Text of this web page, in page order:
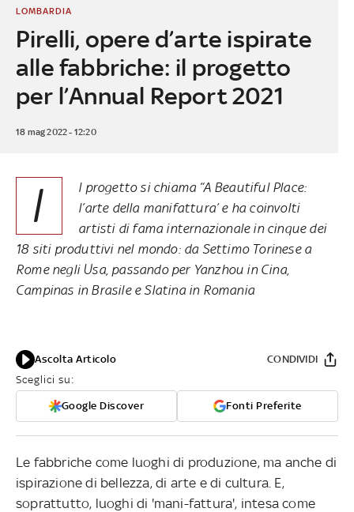
Pirelli, opere d’arte ispirate
alle fabbriche: il progetto
per l’Annual Report 2021
LOMBARDIA
18 mag 2022 - 12:20
I
l progetto si chiama “A Beautiful Place:
l’arte della manifattura’ e ha coinvolti
artisti di fama internazionale in cinque dei
18 siti produttivi nel mondo: da Settimo Torinese a
Rome negli Usa, passando per Yanzhou in Cina,
Campinas in Brasile e Slatina in Romania
Ascolta Articolo
Sceglici su:
Google Discover Fonti Preferite
CONDIVIDI
Le fabbriche come luoghi di produzione, ma anche di
ispirazione di bellezza, di arte e di cultura. E,
soprattutto, luoghi di 'mani-fattura', intesa come